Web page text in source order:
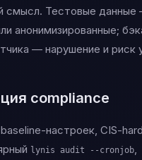
смысл. Тестовые
анонимизированные;
— нарушение и риск
compliance
настроек, CIS-
lynis audit --cronjob